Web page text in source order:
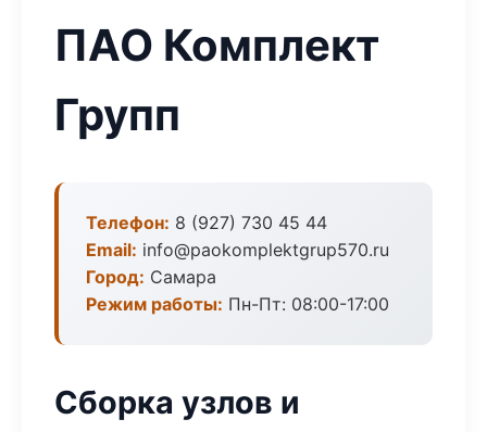
ПАО Комплект
Групп
Телефон: 8 (927) 730 45 44
Email: info@paokomplektgrup570.ru
Город: Самара
Режим работы: Пн-Пт: 08:00-17:00
Сборка узлов и